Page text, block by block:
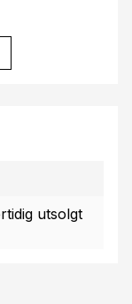
utsolgt